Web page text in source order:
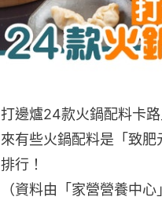
打邊爐24款火鍋配料卡
來有些火鍋配料是「致
排行！
（資料由「家營營養中